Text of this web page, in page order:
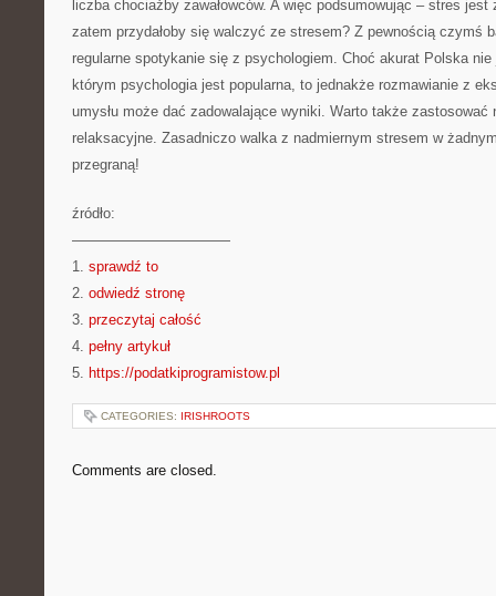
liczba chociażby zawałowców. A więc podsumowując – stres
zatem przydałoby się walczyć ze stresem? Z pewnością czymś
regularne spotykanie się z psychologiem. Choć akurat Polska
którym psychologia jest popularna, to jednakże rozmawianie z
umysłu może dać zadowalające wyniki. Warto także zastosować
relaksacyjne. Zasadniczo walka z nadmiernym stresem w
przegraną!
źródło:
———————————
1. sprawdź to
2. odwiedź stronę
3. przeczytaj całość
4. pełny artykuł
5. https://podatkiprogramistow.pl
CATEGORIES: IRISHROOTS
Comments are closed.